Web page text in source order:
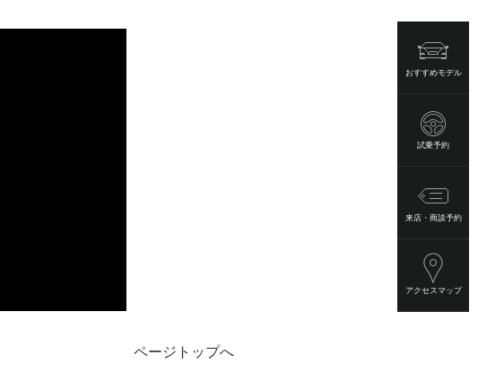
おすすめモデル
試乗予約
来店・商談予約
アクセスマップ
ページトップへ